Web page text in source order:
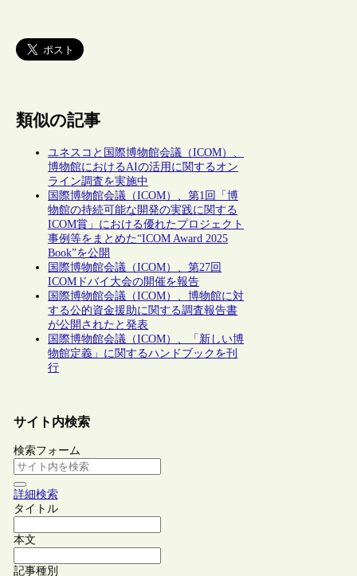
類似の記事
ユネスコと国際博物館会議（ICOM）、
博物館におけるAIの活用に関するオン
ライン調査を実施中
国際博物館会議（ICOM）、第1回「博
物館の持続可能な開発の実践に関する
ICOM賞」における優れたプロジェクト
事例等をまとめた“ICOM Award 2025
Book”を公開
国際博物館会議（ICOM）、第27回
ICOMドバイ大会の開催を報告
国際博物館会議（ICOM）、博物館に対
する公的資金援助に関する調査報告書
が公開されたと発表
国際博物館会議（ICOM）、「新しい博
物館定義」に関するハンドブックを刊
行
サイト内検索
検索フォーム
詳細検索
タイトル
本文
記事種別